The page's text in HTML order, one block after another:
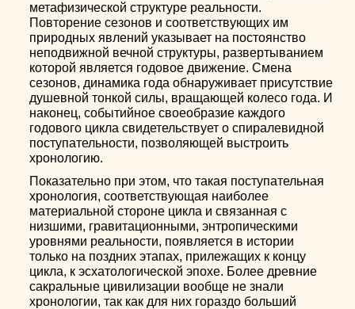
метафизической структуре реальности.
Повторение сезонов и соответствующих им
природных явлений указывает на постоянство
неподвижной вечной структуры, развертыванием
которой является годовое движение. Смена
сезонов, динамика года обнаруживает присутствие
душевной тонкой силы, вращающей колесо года. И
наконец, событийное своеобразие каждого
годового цикла свидетельствует о спиралевидной
поступательности, позволяющей выстроить
хронологию.
Показательно при этом, что такая поступательная
хронология, соответствующая наиболее
материальной стороне цикла и связанная с
низшими, гравитационными, энтропическими
уровнями реальности, появляется в истории
только на поздних этапах, прилежащих к концу
цикла, к эсхатологической эпохе. Более древние
сакральные цивилизации вообще не знали
хронологии, так как для них гораздо больший